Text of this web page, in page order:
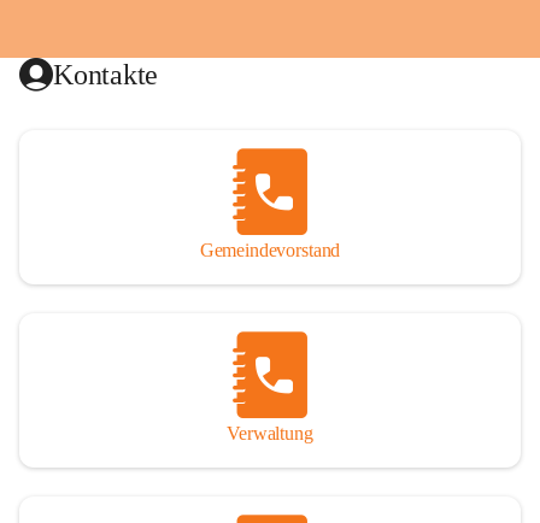
Kontakte
Gemeindevorstand
Verwaltung